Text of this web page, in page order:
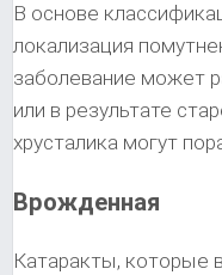
В основе
локализация
заболевание может
или в результате
хрусталика могут
Врожденная
Катаракты, которые